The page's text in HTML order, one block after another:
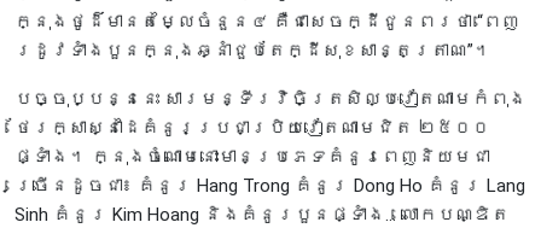
ក្នុងថូដ៏មានតម្លៃចំនួន៤ គឺជាសេចក្ដីជូនពរថា “ពេញ
រដូវទាំងបួនក្នុងឆ្នាំជួបតែក្ដីសុខសាន្តត្រាណ”។
បច្ចុប្បន្ននេះ សារមន្ទីរវិចិត្រសិល្បៈវៀតណាមកំពុង
ថែរក្សាស្នាដៃគំនូរប្រជាប្រិយវៀតណាមជិត ២៥០០
ផ្ទាំង។ ក្នុងចំណោមនោះមានប្រភេទគំនូរពេញនិយមជា
ច្រើនដូចជា៖ គំនូរ Hang Trong គំនូរ Dong Ho គំនូរ Lang
Sinh គំនូរ Kim Hoang និងគំនូរបួនផ្ទាំង... លោកបណ្ឌិត